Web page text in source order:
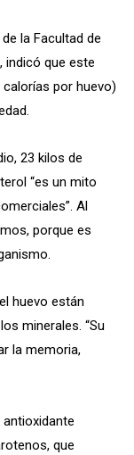
la Facultad de
indicó que este
por huevo)
23 kilos de
“es un mito
Al
porque es
huevo están
minerales. “Su
la memoria,
que